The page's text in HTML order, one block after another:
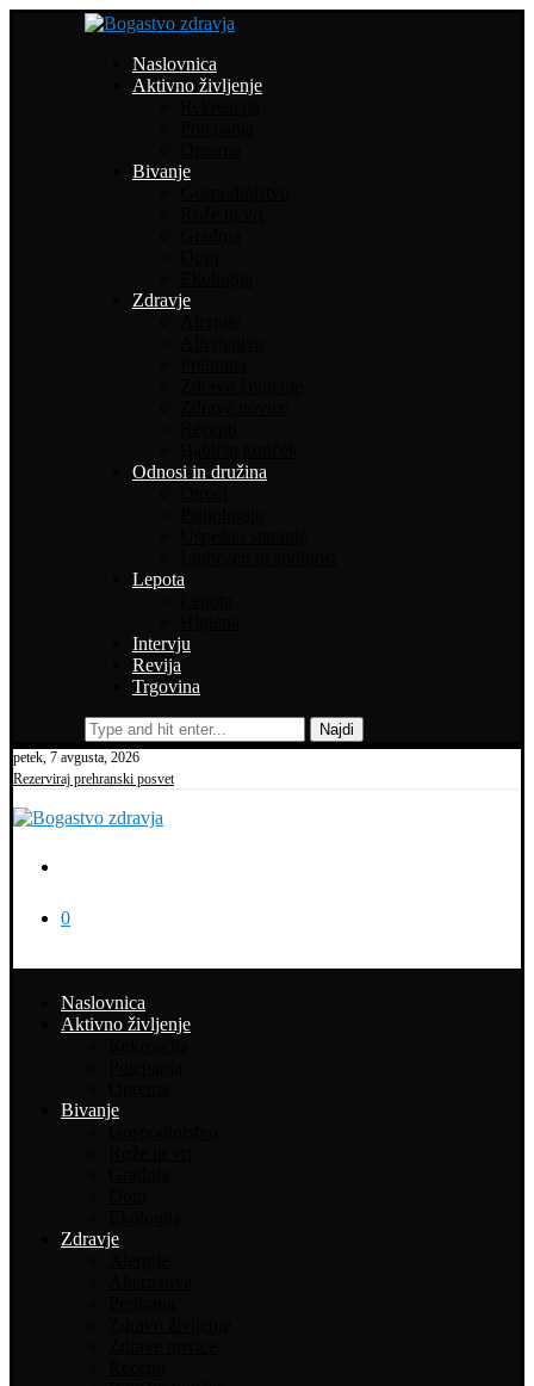
Naslovnica
Aktivno življenje
Bivanje
Zdravje
Odnosi in družina
Lepota
Intervju
Revija
Trgovina
Najdi
petek, 7 avgusta, 2026
Rezerviraj prehranski posvet
0
Naslovnica
Aktivno življenje
Bivanje
Zdravje